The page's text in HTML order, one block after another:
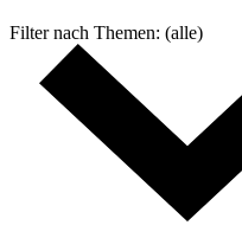
Filter nach Themen: (alle)